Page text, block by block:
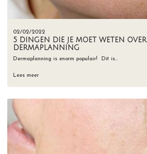
02/02/2022
5 DINGEN DIE JE MOET WETEN OVER
DERMAPLANNING
Dermaplanning is enorm populair! ⁠ Dit is…
Lees meer